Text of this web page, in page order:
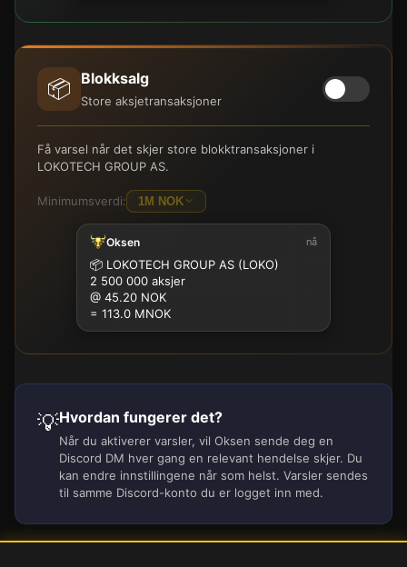
📦 Blokksalg
Store aksjetransaksjoner
Få varsel når det skjer store blokktransaksjoner i
LOKOTECH GROUP AS.
Minimumsverdi: 1M NOK
500K
Oksen nå
📦 LOKOTECH GROUP AS (LOKO)
2 500 000 aksjer
@ 45.20 NOK
= 113.0 MNOK
💡Hvordan fungerer det?
Når du aktiverer varsler, vil Oksen sende deg en
Discord DM hver gang en relevant hendelse skjer. Du
kan endre innstillingene når som helst. Varsler sendes
til samme Discord-konto du er logget inn med.